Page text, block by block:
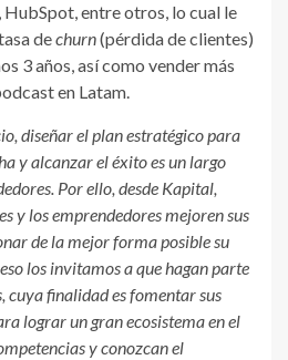
entre otros, lo cual le
dechurn(pérdida de clientes)
3 años, así como vender más
en Latam.
diseñar el plan estratégico para
y alcanzar el éxito es un largo
Por ello, desde Kapital,
y los emprendedores mejoren sus
de la mejor forma posible su
los invitamos a que hagan parte
cuya finalidad es fomentar sus
lograr un gran ecosistema en el
y conozcan el